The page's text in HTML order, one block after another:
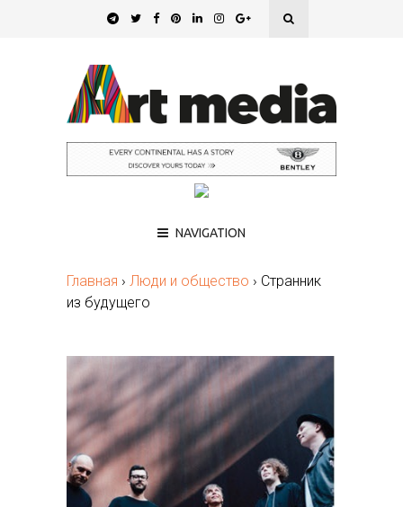
NAVIGATION
Главная › Люди и общество › Странник
из будущего